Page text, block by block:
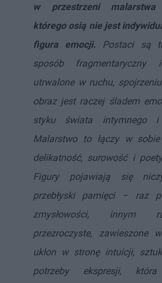
w przestrzeni malarstwa
którego osią nie jest
figura emocji. Postaci są
sposób
utrwalone w ruchu,
obraz jest raczej śladem
styku świata intymnego i
Malarstwo to łączy w
delikatność, surowość i
Figury pojawiają się
przebłyski pamięci – raz
zmysłowości, innym
przezroczyste, zawieszone
ukłon w stronę intuicji,
potrzeby ekspresji,